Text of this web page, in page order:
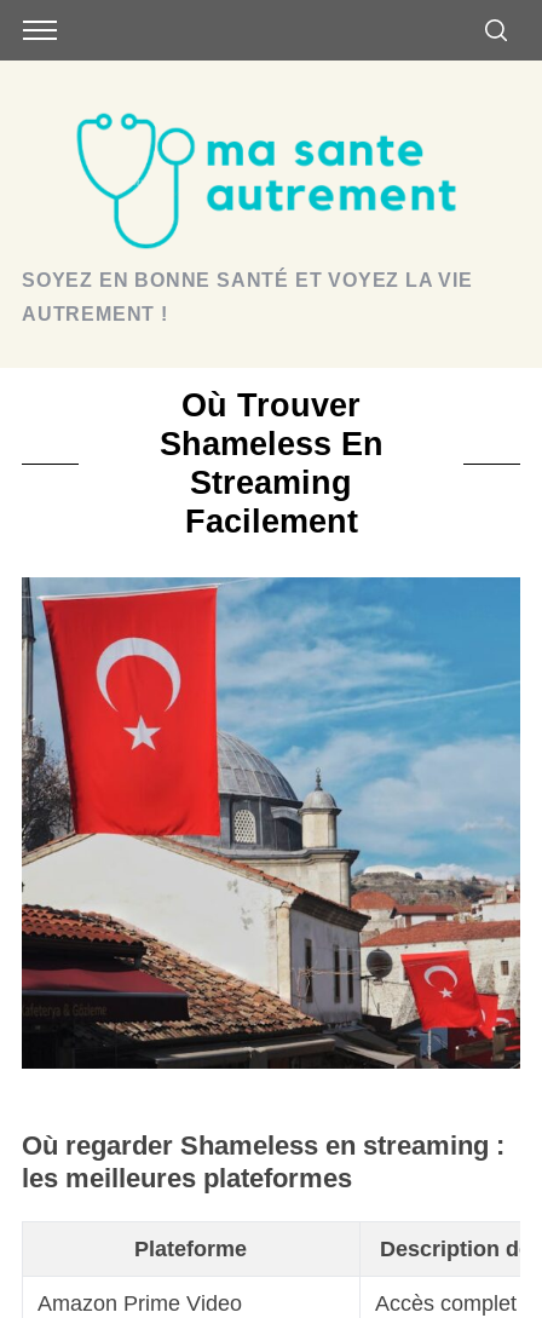
SOYEZ EN BONNE SANTÉ ET VOYEZ LA VIE
AUTREMENT !
Où Trouver
Shameless En
Streaming
Facilement
Où regarder Shameless en streaming :
les meilleures plateformes
Plateforme Description de
Amazon Prime Video
Accès complet à